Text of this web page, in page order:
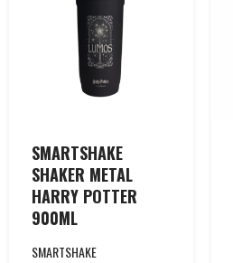
SMARTSHAKE
SHAKER METAL
HARRY POTTER
900ML
SMARTSHAKE